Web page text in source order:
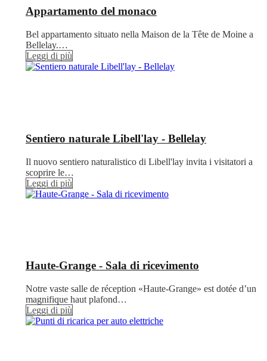
Appartamento del monaco
Bel appartamento situato nella Maison de la Tête de Moine a
Bellelay.…
Leggi di più
Sentiero naturale Libell'lay - Bellelay
Il nuovo sentiero naturalistico di Libell'lay invita i visitatori a
scoprire le…
Leggi di più
Haute-Grange - Sala di ricevimento
Notre vaste salle de réception «Haute-Grange» est dotée d’un
magnifique haut plafond…
Leggi di più